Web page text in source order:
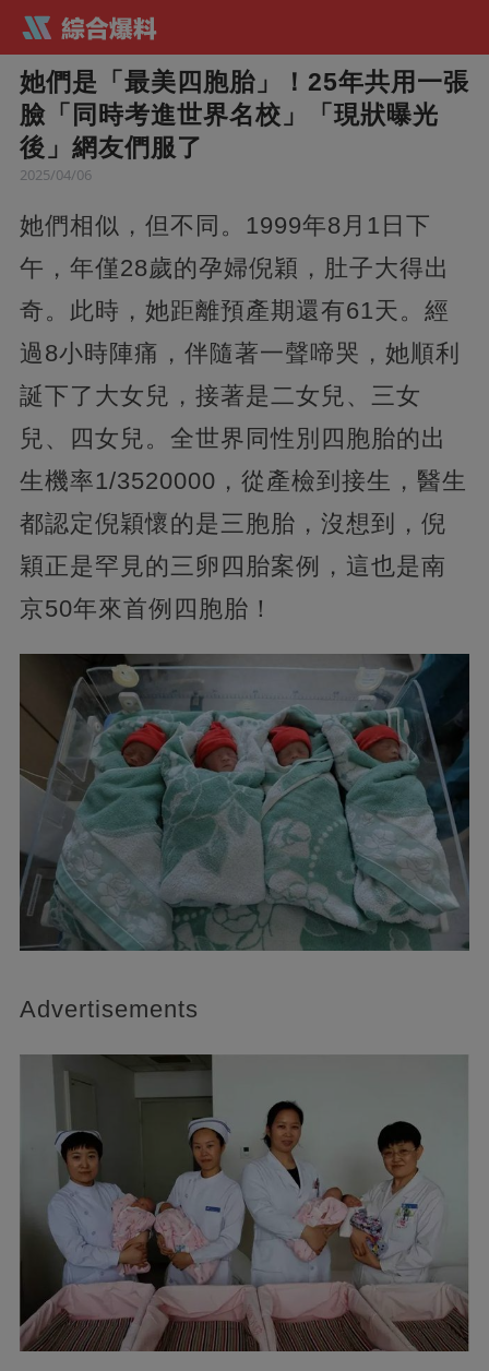
她們是「最美四胞胎」！25年共用一張
臉「同時考進世界名校」「現狀曝光
後」網友們服了
2025/04/06
她們相似，但不同。1999年8月1日下
午，年僅28歲的孕婦倪穎，肚子大得出
奇。此時，她距離預產期還有61天。經
過8小時陣痛，伴隨著一聲啼哭，她順利
誕下了大女兒，接著是二女兒、三女
兒、四女兒。全世界同性別四胞胎的出
生機率1/3520000，從產檢到接生，醫生
都認定倪穎懷的是三胞胎，沒想到，倪
穎正是罕見的三卵四胎案例，這也是南
京50年來首例四胞胎！
Advertisements